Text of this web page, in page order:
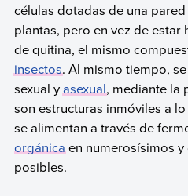
células dotadas de una
plantas, pero en vez de estar
de quitina, el mismo
insectos. Al mismo tiempo,
sexual yasexual, mediante la
son estructuras inmóviles a
se alimentan a través de
orgánicaen numerosísimos
posibles.